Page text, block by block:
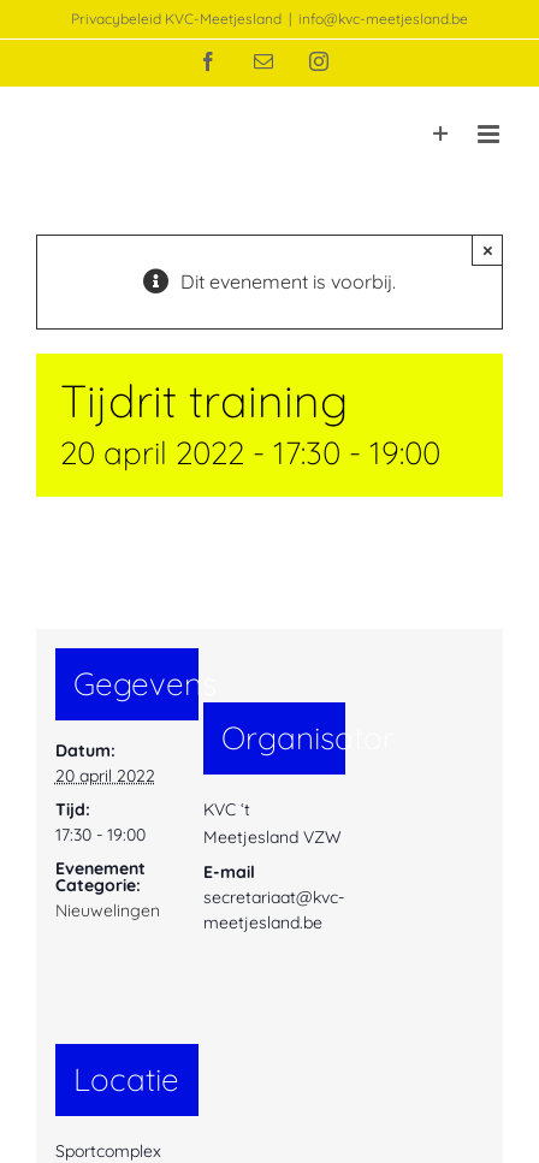
naar
Privacybeleid KVC-Meetjesland | info@kvc-meetjesland.be
Facebook
E-
Instagram
Dit evenement is voorbij.
×
Tijdrit training
20 april 2022 - 17:30 - 19:00
Gegevens
Datum:
20 april 2022
Tijd:
17:30 - 19:00
Evenement
Categorie:
Nieuwelingen
Organisator
KVC ‘t
Meetjesland VZW
E-mail
secretariaat@kvc-
meetjesland.be
Locatie
Sportcomplex